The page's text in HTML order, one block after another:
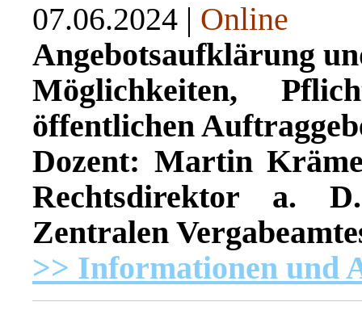
07.06.2024 | Online
Angebotsaufklärung
Möglichkeiten,
öffentlichen
Dozent: Martin
Rechtsdirektor a.
Zentralen
>> Informationen und